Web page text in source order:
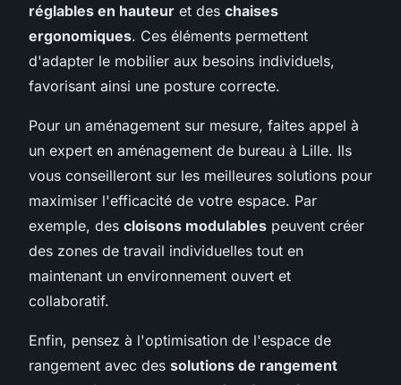
réglables en hauteur et des chaises
ergonomiques. Ces éléments permettent
d'adapter le mobilier aux besoins individuels,
favorisant ainsi une posture correcte.
Pour un aménagement sur mesure, faites appel à
un expert en aménagement de bureau à Lille. Ils
vous conseilleront sur les meilleures solutions pour
maximiser l'efficacité de votre espace. Par
exemple, des cloisons modulables peuvent créer
des zones de travail individuelles tout en
maintenant un environnement ouvert et
collaboratif.
Enfin, pensez à l'optimisation de l'espace de
rangement avec des solutions de rangement